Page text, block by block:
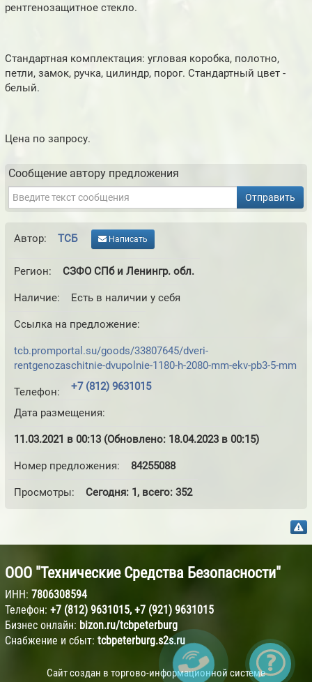
рентгенозащитное стекло.
Стандартная комплектация: угловая коробка, полотно,
петли, замок, ручка, цилиндр, порог. Стандартный цвет -
белый.
Цена по запросу.
Сообщение автору предложения
Отправить
Автор: ТСБ Написать
Регион: СЗФО СПб и Ленингр. обл.
Наличие: Есть в наличии у себя
Ссылка на предложение:
tcb.promportal.su/goods/33807645/dveri-
rentgenozaschitnie-dvupolnie-1180-h-2080-mm-ekv-pb3-5-mm
Телефон: +7 (812) 9631015
Дата размещения:
11.03.2021 в 00:13 (Обновлено: 18.04.2023 в 00:15)
Номер предложения: 84255088
Просмотры: Сегодня: 1, всего: 352
ООО "Технические Средства Безопасности"
ИНН: 7806308594
Телефон: +7 (812) 9631015, +7 (921) 9631015
Бизнес онлайн: bizon.ru/tcbpeterburg
Снабжение и сбыт: tcbpeterburg.s2s.ru
Сайт создан в торгово-информационной системе